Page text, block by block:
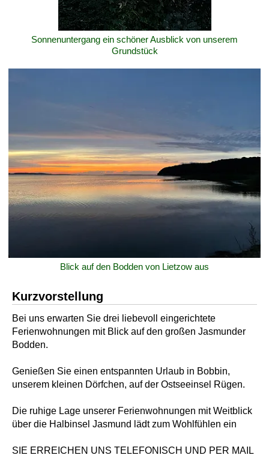
Sonnenuntergang ein schöner Ausblick von unserem
Grundstück
Blick auf den Bodden von Lietzow aus
Kurzvorstellung
Bei uns erwarten Sie drei liebevoll eingerichtete
Ferienwohnungen mit Blick auf den großen Jasmunder
Bodden.
Genießen Sie einen entspannten Urlaub in Bobbin,
unserem kleinen Dörfchen, auf der Ostseeinsel Rügen.
Die ruhige Lage unserer Ferienwohnungen mit Weitblick
über die Halbinsel Jasmund lädt zum Wohlfühlen ein
SIE ERREICHEN UNS TELEFONISCH UND PER MAIL